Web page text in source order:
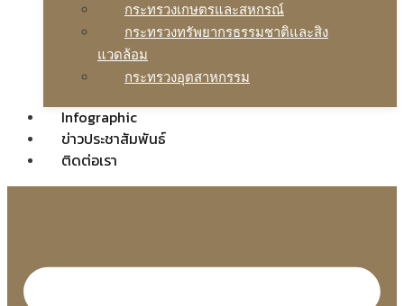
กระทรวงเกษตรและสหกรณ์
กระทรวงทรัพยากรธรรมชาติและสิง
แวดล้อม
กระทรวงอุตสาหกรรม
Infographic
ข่าวประชาสัมพันธ์
ติดต่อเรา